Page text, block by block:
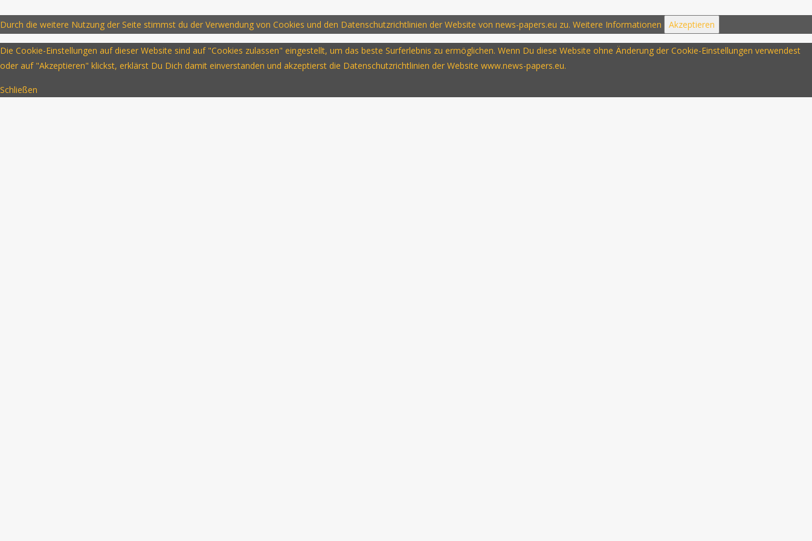
Durch die weitere Nutzung der Seite stimmst du der Verwendung von Cookies und den Datenschutzrichtlinien der Website von news-papers.eu zu. Weitere Informationen Akzeptieren
Die Cookie-Einstellungen auf dieser Website sind auf "Cookies zulassen" eingestellt, um das beste Surferlebnis zu ermöglichen. Wenn Du diese Website ohne Änderung der Cookie-Einstellungen verwendest
oder auf "Akzeptieren" klickst, erklärst Du Dich damit einverstanden und akzeptierst die Datenschutzrichtlinien der Website www.news-papers.eu.
Schließen